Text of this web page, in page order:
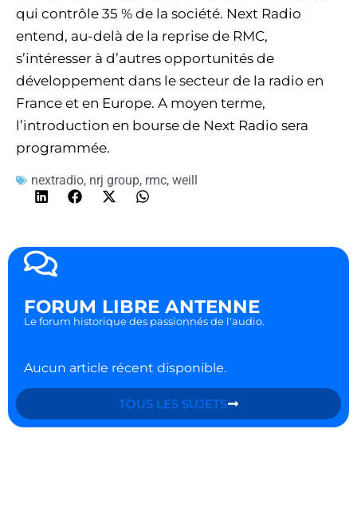
qui contrôle 35 % de la société. Next Radio
entend, au-delà de la reprise de RMC,
s’intéresser à d’autres opportunités de
développement dans le secteur de la radio en
France et en Europe. A moyen terme,
l’introduction en bourse de Next Radio sera
programmée.
nextradio, nrj group, rmc, weill
FORUM LIBRE ANTENNE
Le forum historique des passionnés de l'audio.
Aucun article récent disponible.
TOUS LES SUJETS